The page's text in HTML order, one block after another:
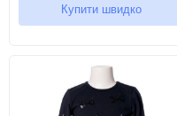
Купити швидко